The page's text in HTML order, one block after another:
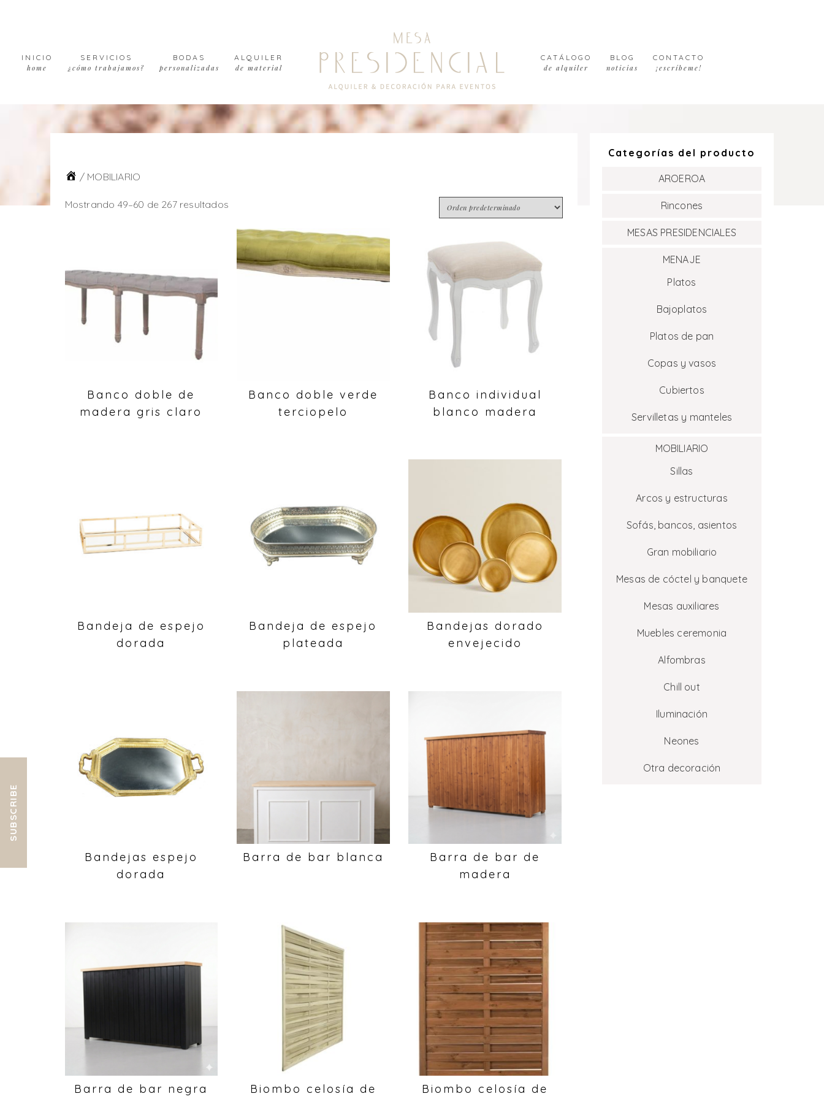
navigation
content
sidebarINICIO
home
SERVICIOS
¿cómo trabajamos?
BODAS
personalizadas
ALQUILER
de material
CATÁLOGO
de alquiler
BLOG
noticias
CONTACTO
¡escríbeme!
/ MOBILIARIO
Mostrando 49–60 de 267 resultados
Banco doble de
madera gris claro
Banco doble verde
terciopelo
Banco individual
blanco madera
Bandeja de espejo
dorada
Bandeja de espejo
plateada
Bandejas dorado
envejecido
Bandejas espejo
dorada
Barra de bar blanca
Barra de bar de
madera
Barra de bar negra
Biombo celosía de
Biombo celosía de
Categorías del producto
AROEROA
Rincones
MESAS PRESIDENCIALES
MENAJE
Platos
Bajoplatos
Platos de pan
Copas y vasos
Cubiertos
Servilletas y manteles
MOBILIARIO
Sillas
Arcos y estructuras
Sofás, bancos, asientos
Gran mobiliario
Mesas de cóctel y banquete
Mesas auxiliares
Muebles ceremonia
Alfombras
Chill out
Iluminación
Neones
Otra decoración
SUBSCRIBE